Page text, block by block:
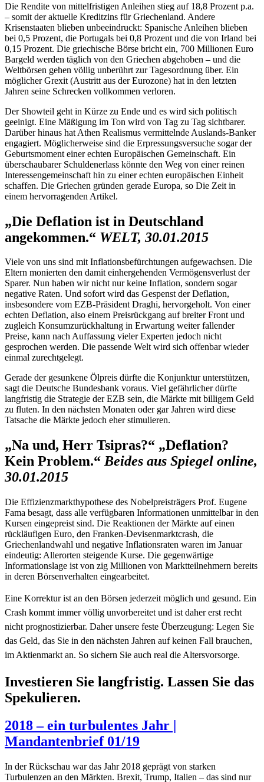
Die Rendite von mittelfristigen Anleihen stieg auf 18,8 Prozent p.a.
– somit der aktuelle Kreditzins für Griechenland. Andere
Krisenstaaten blieben unbeeindruckt: Spanische Anleihen blieben
bei 0,5 Prozent, die Portugals bei 0,8 Prozent und die von Irland bei
0,15 Prozent. Die griechische Börse bricht ein, 700 Millionen Euro
Bargeld werden täglich von den Griechen abgehoben – und die
Weltbörsen gehen völlig unberührt zur Tagesordnung über. Ein
möglicher Grexit (Austritt aus der Eurozone) hat in den letzten
Jahren seine Schrecken vollkommen verloren.
Der Showteil geht in Kürze zu Ende und es wird sich politisch
geeinigt. Eine Mäßigung im Ton wird von Tag zu Tag sichtbarer.
Darüber hinaus hat Athen Realismus vermittelnde Auslands-Banker
engagiert. Möglicherweise sind die Erpressungsversuche sogar der
Geburtsmoment einer echten Europäischen Gemeinschaft. Ein
überschaubarer Schuldenerlass könnte den Weg von einer reinen
Interessengemeinschaft hin zu einer echten europäischen Einheit
schaffen. Die Griechen gründen gerade Europa, so Die Zeit in
einem hervorragenden Artikel.
„Die Deflation ist in Deutschland
angekommen.“ WELT, 30.01.2015
Viele von uns sind mit Inflationsbefürchtungen aufgewachsen. Die
Eltern monierten den damit einhergehenden Vermögensverlust der
Sparer. Nun haben wir nicht nur keine Inflation, sondern sogar
negative Raten. Und sofort wird das Gespenst der Deflation,
insbesondere vom EZB-Präsident Draghi, hervorgeholt. Von einer
echten Deflation, also einem Preisrückgang auf breiter Front und
zugleich Konsumzurückhaltung in Erwartung weiter fallender
Preise, kann nach Auffassung vieler Experten jedoch nicht
gesprochen werden. Die passende Welt wird sich offenbar wieder
einmal zurechtgelegt.
Gerade der gesunkene Ölpreis dürfte die Konjunktur unterstützen,
sagt die Deutsche Bundesbank voraus. Viel gefährlicher dürfte
langfristig die Strategie der EZB sein, die Märkte mit billigem Geld
zu fluten. In den nächsten Monaten oder gar Jahren wird diese
Tatsache die Märkte jedoch eher stimulieren.
„Na und, Herr Tsipras?“ „Deflation?
Kein Problem.“ Beides aus Spiegel online,
30.01.2015
Die Effizienzmarkthypothese des Nobelpreisträgers Prof. Eugene
Fama besagt, dass alle verfügbaren Informationen unmittelbar in den
Kursen eingepreist sind. Die Reaktionen der Märkte auf einen
rückläufigen Euro, den Franken-Devisenmarktcrash, die
Griechenlandwahl und negative Inflationsraten waren im Januar
eindeutig: Allerorten steigende Kurse. Die gegenwärtige
Informationslage ist von zig Millionen von Marktteilnehmern bereits
in deren Börsenverhalten eingearbeitet.
Eine Korrektur ist an den Börsen jederzeit möglich und gesund. Ein
Crash kommt immer völlig unvorbereitet und ist daher erst recht
nicht prognostizierbar. Daher unsere feste Überzeugung: Legen Sie
das Geld, das Sie in den nächsten Jahren auf keinen Fall brauchen,
im Aktienmarkt an. So sichern Sie auch real die Altersvorsorge.
Investieren Sie langfristig. Lassen Sie das
Spekulieren.
2018 – ein turbulentes Jahr |
Mandantenbrief 01/19
In der Rückschau war das Jahr 2018 geprägt von starken
Turbulenzen an den Märkten. Brexit, Trump, Italien – das sind nur